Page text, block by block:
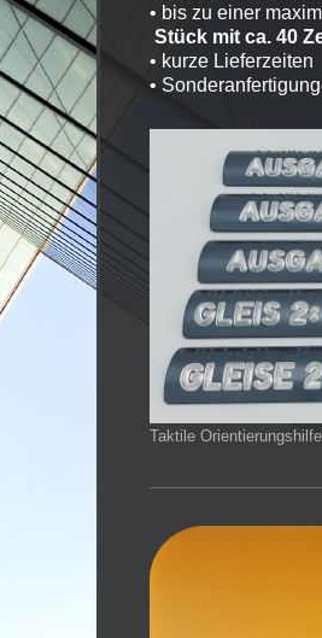
• bis zu einer
Stück mit ca. 40
• kurze Lieferzeiten
•
Taktile